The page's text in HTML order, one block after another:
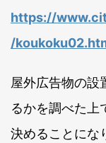
https://
/
屋外広告物の設
るかを調べた上
決めることにな